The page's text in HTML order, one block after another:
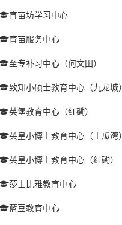
育苗坊学习中心
育苗服务中心
至专补习中心（何文田）
致知小硕士教育中心（九龙城）
英堡教育中心（红磡）
英皇小博士教育中心（土瓜湾）
英皇小博士教育中心（红磡）
莎士比雅教育中心
蓝豆教育中心